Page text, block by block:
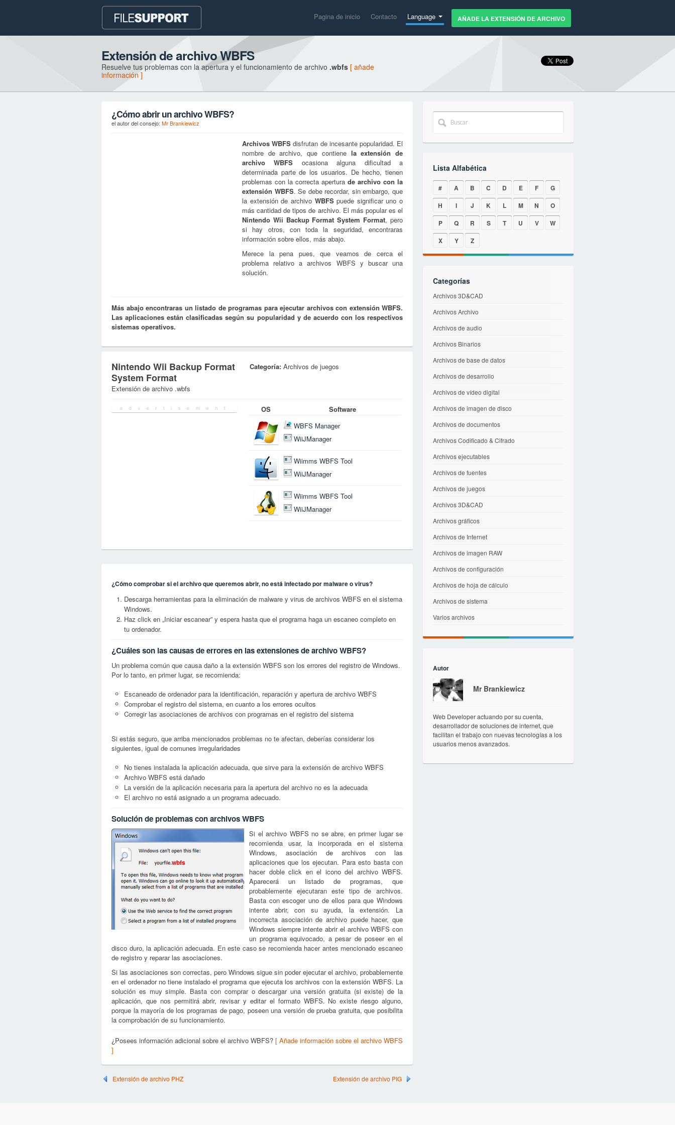
Pagina de inicio Contacto Language AÑADE LA EXTENSIÓN DE ARCHIVO
Extensión de archivo WBFS
Resuelve tus problemas con la apertura y el funcionamiento de archivo .wbfs [ añade
información ]
¿Cómo abrir un archivo WBFS?
el autor del consejo: Mr Brankiewicz
ArchivosWBFS disfrutan de incesante popularidad. El
nombre de archivo, que contiene la extensión de
archivoWBFS ocasiona alguna dificultad a
determinada parte de los usuarios. De hecho, tienen
problemas con la correcta apertura de archivo con la
extensión WBFS. Se debe recordar, sin embargo, que
la extensión de archivo WBFSpuede significar uno o
más cantidad de tipos de archivo. El más popular es el
Nintendo Wii Backup Format System Format, pero
si hay otros, con toda la seguridad, encontraras
información sobre ellos, más abajo.
Merece la pena pues, que veamos de cerca el
problema relativo a archivos WBFS y buscar una
solución.
Más abajo encontraras un listado de programas para ejecutar archivos con extensión WBFS.
Las aplicaciones están clasificadas según su popularidad y de acuerdo con los respectivos
sistemas operativos.
Nintendo Wii Backup Format
System Format
Extensión de archivo .wbfs
Categoría: Archivos de juegos
OS
Software
WBFS Manager
WiiJManager
Wiimms WBFS Tool
WiiJManager
Wiimms WBFS Tool
WiiJManager
¿Cómo comprobar si el archivo que queremos abrir, no está infectado por malware o virus?
Descarga herramientas para la eliminación de malware y virus de archivos WBFS en el sistema
Windows.
Haz click en „Iniciar escanear” y espera hasta que el programa haga un escaneo completo en
tu ordenador.
¿Cuáles son las causas de errores en las extensiones de archivo WBFS?
Un problema común que causa daño a la extensión WBFS son los errores del registro de Windows.
Por lo tanto, en primer lugar, se recomienda:
Escaneado de ordenador para la identificación, reparación y apertura de archivo WBFS
Comprobar el registro del sistema, en cuanto a los errores ocultos
Corregir las asociaciones de archivos con programas en el registro del sistema
Si estás seguro, que arriba mencionados problemas no te afectan, deberías considerar los
siguientes, igual de comunes irregularidades
No tienes instalada la aplicación adecuada, que sirve para la extensión de archivo WBFS
Archivo WBFS está dañado
La versión de la aplicación necesaria para la apertura del archivo no es la adecuada
El archivo no está asignado a un programa adecuado.
Solución de problemas con archivos WBFS
wbfs
Si el archivo WBFS no se abre, en primer lugar se
recomienda usar, la incorporada en el sistema
Windows, asociación de archivos con las
aplicaciones que los ejecutan. Para esto basta con
hacer doble click en el icono del archivo WBFS.
Aparecerá un listado de programas, que
probablemente ejecutaran este tipo de archivos.
Basta con escoger uno de ellos para que Windows
intente abrir, con su ayuda, la extensión. La
incorrecta asociación de archivo puede hacer, que
Windows siempre intente abrir el archivo WBFS con
un programa equivocado, a pesar de poseer en el
disco duro, la aplicación adecuada. En este caso se recomienda hacer antes mencionado escaneo
de registro y reparar las asociaciones.
Si las asociaciones son correctas, pero Windows sigue sin poder ejecutar el archivo, probablemente
en el ordenador no tiene instalado el programa que ejecuta los archivos con la extensión WBFS. La
solución es muy simple. Basta con comprar o descargar una versión gratuita (si existe) de la
aplicación, que nos permitirá abrir, revisar y editar el formato WBFS. No existe riesgo alguno,
porque la mayoría de los programas de pago, poseen una versión de prueba gratuita, que posibilita
la comprobación de su funcionamiento.
¿Posees información adicional sobre el archivo WBFS? [ Añade información sobre el archivo WBFS
]
Extensión de archivo PHZ Extensión de archivo PIG
Lista Alfabética
# A B C D E F
G
H
I J K L M N
O
P
Q R S T U V
W
X
Y Z
Categorías
Archivos 3D&CAD
Archivos Archivo
Archivos de audio
Archivos Binarios
Archivos de base de datos
Archivos de desarrollo
Archivos de vídeo digital
Archivos de imagen de disco
Archivos de documentos
Archivos Codificado & Cifrado
Archivos ejecutables
Archivos de fuentes
Archivos de juegos
Archivos 3D&CAD
Archivos gráficos
Archivos de Internet
Archivos de imagen RAW
Archivos de configuración
Archivos de hoja de cálculo
Archivos de sistema
Varios archivos
Autor
Mr Brankiewicz
Web Developer actuando por su cuenta,
desarrollador de soluciones de internet, que
facilitan el trabajo con nuevas tecnologías a los
usuarios menos avanzados.